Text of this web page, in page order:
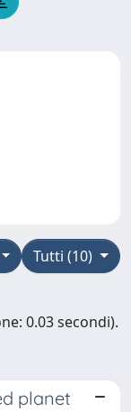
Tutti (10)
0.03 secondi).
planet